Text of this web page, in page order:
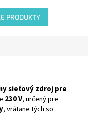
PRODUKTY
sieťový zdroj pre
230 V, určený pre
, vrátane tých so